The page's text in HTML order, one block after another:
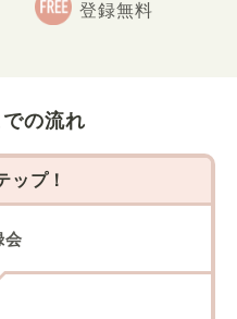
登録無料
の流れ
ップ！
会